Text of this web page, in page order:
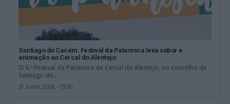
Santiago do Cacém: Festival da Patanisca leva sabor e
animação ao Cercal do Alentejo
O 6.º Festival da Patanisca de Cercal do Alentejo, no concelho de
Santiago do...
31 Julho, 2026 - 13:00